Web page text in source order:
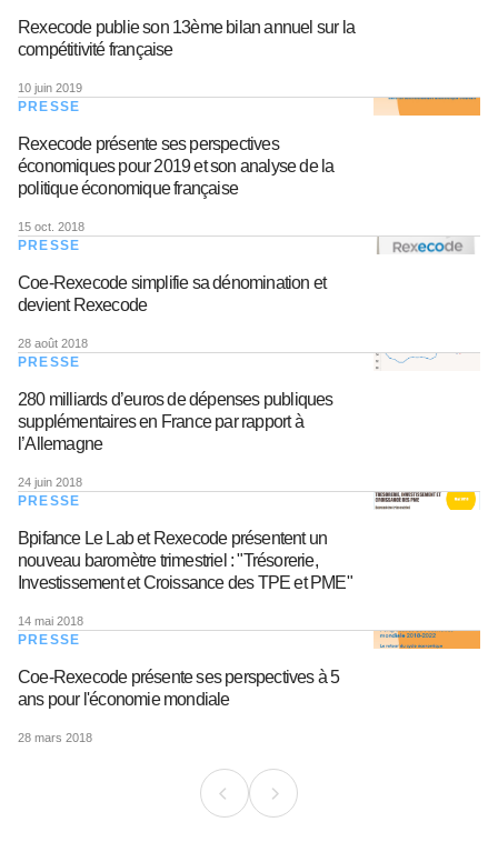
Rexecode publie son 13ème bilan annuel sur la
compétitivité française
10 juin 2019
PRESSE
Rexecode présente ses perspectives
économiques pour 2019 et son analyse de la
politique économique française
15 oct. 2018
PRESSE
Coe-Rexecode simplifie sa dénomination et
devient Rexecode
28 août 2018
PRESSE
280 milliards d’euros de dépenses publiques
supplémentaires en France par rapport à
l’Allemagne
24 juin 2018
PRESSE
Bpifance Le Lab et Rexecode présentent un
nouveau baromètre trimestriel : "Trésorerie,
Investissement et Croissance des TPE et PME"
14 mai 2018
PRESSE
Coe-Rexecode présente ses perspectives à 5
ans pour l'économie mondiale
28 mars 2018